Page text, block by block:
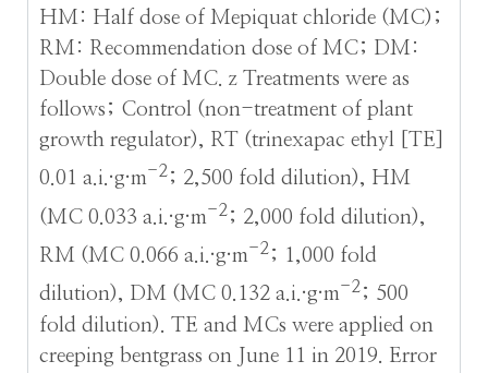
HM: Half dose of Mepiquat chloride (MC);
RM: Recommendation dose of MC; DM:
Double dose of MC. z Treatments were as
follows; Control (non-treatment of plant
growth regulator), RT (trinexapac ethyl [TE]
0.01 a.i.·g·m-2; 2,500 fold dilution), HM
(MC 0.033 a.i.·g·m-2; 2,000 fold dilution),
RM (MC 0.066 a.i.·g·m-2; 1,000 fold
dilution), DM (MC 0.132 a.i.·g·m-2; 500
fold dilution). TE and MCs were applied on
creeping bentgrass on June 11 in 2019. Error